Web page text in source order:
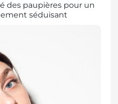
des paupières pour un
séduisant